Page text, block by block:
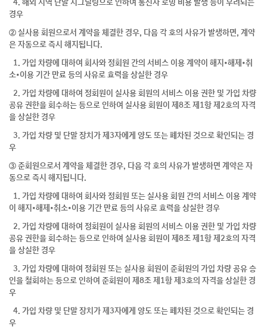
4. 해외 지역 단말 시그널링으로 인하여 통신사 로밍 비용 발생 등이 우려되는
경우
② 실사용 회원으로서 계약을 체결한 경우, 다음 각 호의 사유가 발생하면, 계약
은 자동으로 즉시 해지됩니다.
1. 가입 차량에 대하여 회사와 정회원 간의 서비스 이용 계약이 해지•해제•취
소•이용 기간 만료 등의 사유로 효력을 상실한 경우
2. 가입 차량에 대하여 정회원이 실사용 회원의 서비스 이용 권한 및 가입 차량
공유 권한을 회수하는 등으로 인하여 실사용 회원이 제8조 제1항 제2호의 자격
을 상실한 경우
3. 가입 차량 및 단말 장치가 제3자에게 양도 또는 폐차된 것으로 확인되는 경
우
③ 준회원으로서 계약을 체결한 경우, 다음 각 호의 사유가 발생하면 계약은 자
동으로 즉시 해지됩니다.
1. 가입 차량에 대하여 회사와 정회원 또는 실사용 회원 간의 서비스 이용 계약
이 해지•해제•취소•이용 기간 만료 등의 사유로 효력을 상실한 경우
2. 가입 차량에 대하여 정회원이 실사용 회원의 서비스 이용 권한 및 가입 차량
공유 권한을 회수하는 등으로 인하여 실사용 회원이 제8조 제1항 제2호의 자격
을 상실한 경우
3. 가입 차량에 대하여 정회원 또는 실사용 회원이 준회원의 가입 차량 공유 승
인을 철회하는 등으로 인하여 준회원이 제8조 제1항 제3호의 자격을 상실한 경
우
4. 가입 차량 및 단말 장치가 제3자에게 양도 또는 폐차된 것으로 확인되는 경
우